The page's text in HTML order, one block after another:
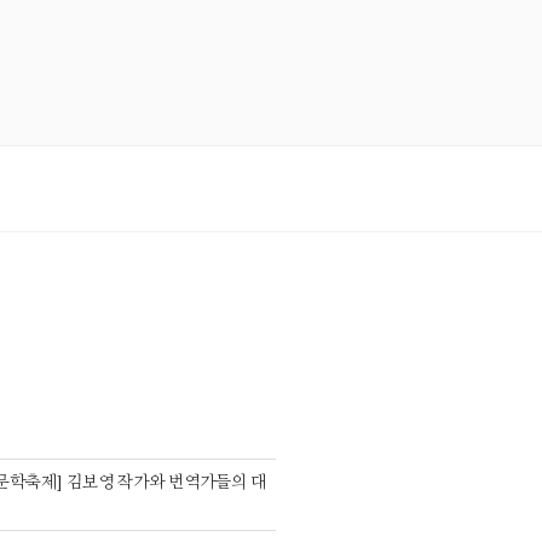
학축제] 김보영 작가와 번역가들의 대